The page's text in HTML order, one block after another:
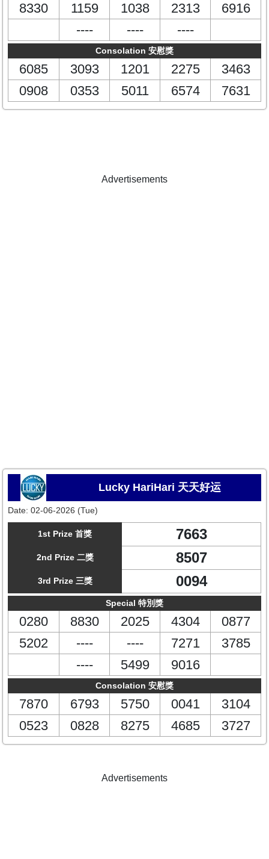
8330
1159 1038 2313
6916
----
---- ----
Consolation 安慰獎
6085 3093 1201 2275
3463
0908
0353 5011 6574 7631
Advertisements
Lucky HariHari 天天好运
Date: 02-06-2026 (Tue)
1st Prize 首獎 7663
2nd Prize 二獎 8507
3rd Prize 三獎 0094
Special 特別獎
0280 8830 2025 4304
0877
5202
---- ---- 7271
3785
----
5499 9016
Consolation 安慰獎
7870 6793 5750 0041
3104
0523
0828 8275 4685 3727
Advertisements